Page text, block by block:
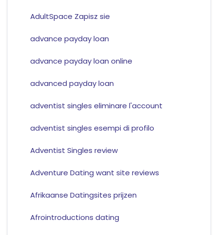
AdultSpace Zapisz sie
advance payday loan
advance payday loan online
advanced payday loan
adventist singles eliminare l'account
adventist singles esempi di profilo
Adventist Singles review
Adventure Dating want site reviews
Afrikaanse Datingsites prijzen
Afrointroductions dating